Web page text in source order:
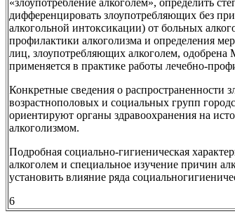
«злоупотребление алкоголем», определить
дифференцировать злоупотребляющих без
алкогольной интоксикации) от больных
профилактики алкоголизма и определения
лиц, злоупотребляющих алкоголем,
применяется в практике работы лечебно-
Конкретные сведения о распространенности
возрастнополовых и социальных групп
ориентируют органы здравоохранения на
алкоголизмом.
Подробная социально-гигиеническая
алкоголем и специальное изучение причин
установить влияние ряда
6